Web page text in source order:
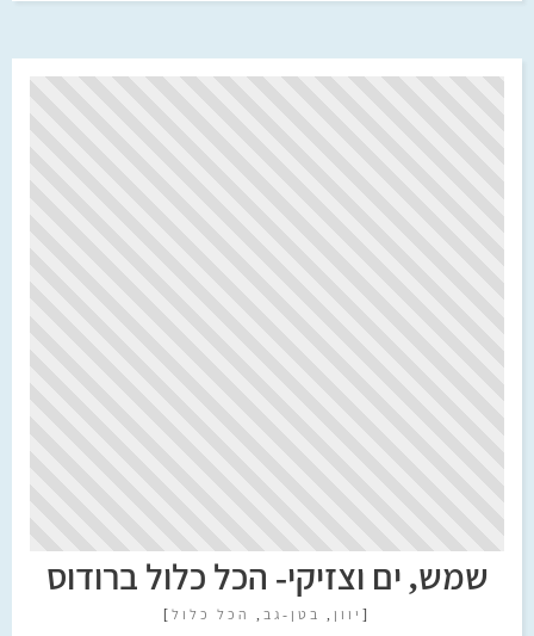
שמש, ים וצזיקי- הכל כלול ברודוס
[ יוון , בטן-גב , הכל כלול ]